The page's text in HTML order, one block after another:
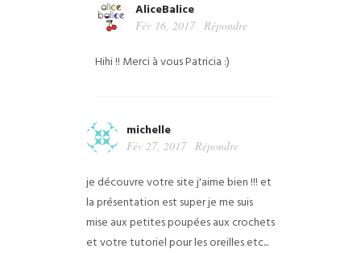
AliceBalice
Fév 16, 2017 Répondre
Hihi !! Merci à vous Patricia :)
michelle
Fév 27, 2017 Répondre
je découvre votre site j'aime bien !!! et
la présentation est superje me suis
mise aux petites poupées aux crochets
et votre tutorielpour les oreilles etc...